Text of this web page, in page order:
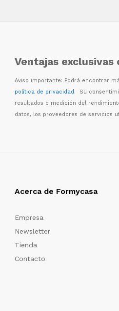
Ventajas
Aviso importante: Podrá encontrar m
política de privacidad. Su
resultados o medición del
datos, los proveedores de servicios
Acerca de Formycasa
Empresa
Newsletter
Tienda
Contacto